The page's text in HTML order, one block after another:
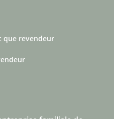
que revendeur